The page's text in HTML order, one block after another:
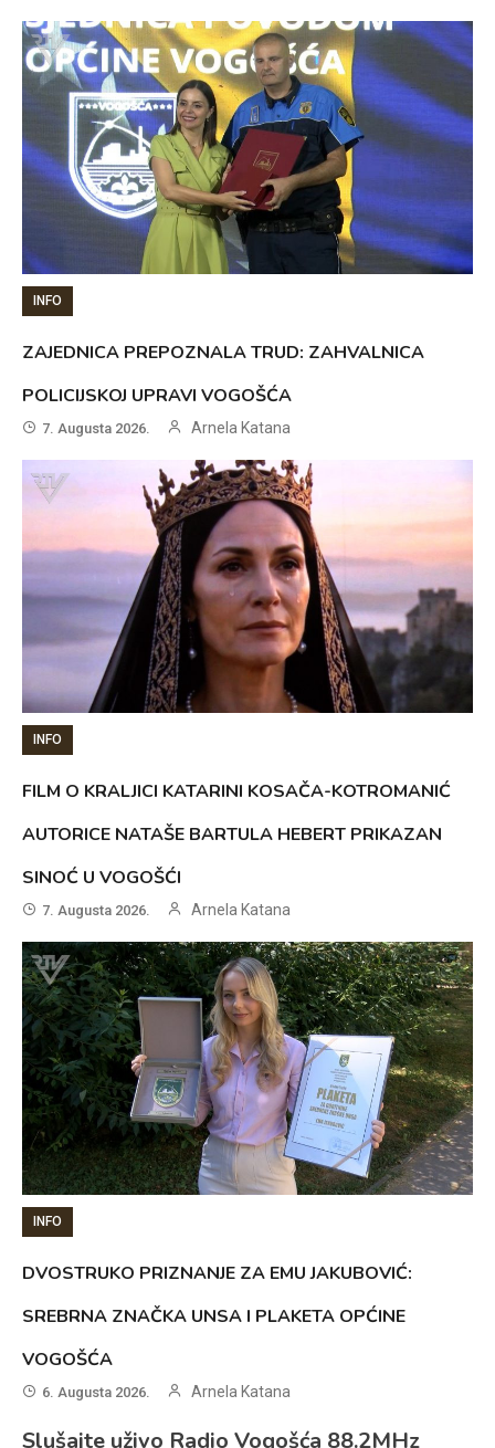
INFO
ZAJEDNICA PREPOZNALA TRUD: ZAHVALNICA
POLICIJSKOJ UPRAVI VOGOŠĆA
7. Augusta 2026. Arnela Katana
INFO
FILM O KRALJICI KATARINI KOSAČA-KOTROMANIĆ
AUTORICE NATAŠE BARTULA HEBERT PRIKAZAN
SINOĆ U VOGOŠĆI
7. Augusta 2026. Arnela Katana
INFO
DVOSTRUKO PRIZNANJE ZA EMU JAKUBOVIĆ:
SREBRNA ZNAČKA UNSA I PLAKETA OPĆINE
VOGOŠĆA
6. Augusta 2026. Arnela Katana
Slušajte uživo Radio Vogošća 88.2MHz